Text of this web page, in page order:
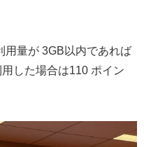
用量が 3GB以内であれば
した場合は110 ポイン